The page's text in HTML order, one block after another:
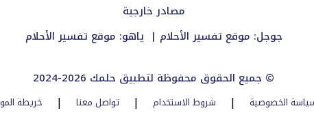
مصادر خارجية
جوجل: موقع تفسير الأحلام | ياهو: موقع تفسير الأحلام
2024-2026 جميع الحقوق محفوظة لتطبيق حلمك ©
الخصوصية | شروط الاستخدام | تواصل معنا | خريطة